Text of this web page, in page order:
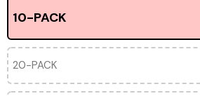
10-PACK
20-PACK